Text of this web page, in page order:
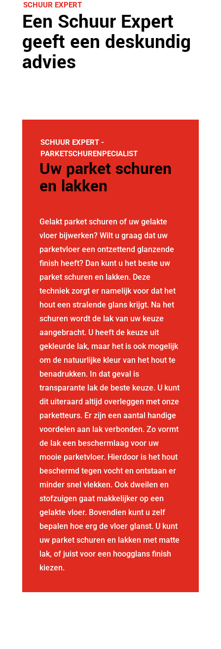
SCHUUR EXPERT
Een Schuur Expert
geeft een deskundig
advies
SCHUUR EXPERT -
PARKETSCHURENPECIALIST
Uw parket schuren
en lakken
Gelakt parket schuren of uw gelakte
vloer bijwerken? Wilt u graag dat uw
parketvloer een ontzettend glanzende
finish heeft? Dan kunt u het beste uw
parket schuren en lakken. Deze
techniek zorgt er namelijk voor dat het
hout een stralende glans krijgt. Na het
schuren wordt de lak van uw keuze
aangebracht. U heeft de keuze uit
gekleurde lak, maar het is ook mogelijk
om de natuurlijke kleur van het hout te
benadrukken. In dat geval is
transparante lak de beste keuze. U kunt
dit uiteraard altijd overleggen met onze
parketteurs. Er zijn een aantal handige
voordelen aan lak verbonden. Zo vormt
de lak een beschermlaag voor uw
mooie parketvloer. Hierdoor is het hout
beschermd tegen vocht en ontstaan er
minder snel vlekken. Ook dweilen en
stofzuigen gaat makkelijker op een
gelakte vloer. Bovendien kunt u zelf
bepalen hoe erg de vloer glanst. U kunt
uw parket schuren en lakken met matte
lak, of juist voor een hoogglans finish
kiezen.